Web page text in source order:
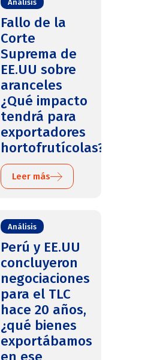
Análisis
Fallo de la
Corte
Suprema de
EE.UU sobre
aranceles
¿Qué impacto
tendrá para
exportadores
hortofrutícolas?
Leer más
Análisis
Perú y EE.UU
concluyeron
negociaciones
para el TLC
hace 20 años,
¿qué bienes
exportábamos